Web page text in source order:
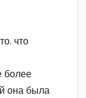
что
более
она была